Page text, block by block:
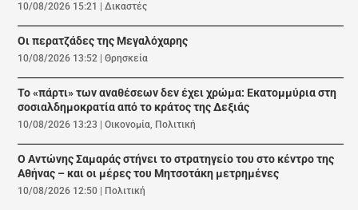
10/08/2026 15:21 |Δικαστές
Οι περατζάδες της Μεγαλόχαρης
10/08/2026 13:52 |Θρησκεία
Το «πάρτι» των αναθέσεων δεν έχει χρώμα: Εκατομμύρια στη
σοσιαλδημοκρατία από το κράτος της Δεξιάς
10/08/2026 13:23 |Οικονομία, Πολιτική
Ο Αντώνης Σαμαράς στήνει το στρατηγείο του στο κέντρο της
Αθήνας – και οι μέρες του Μητσοτάκη μετρημένες
10/08/2026 12:50 Πολιτική